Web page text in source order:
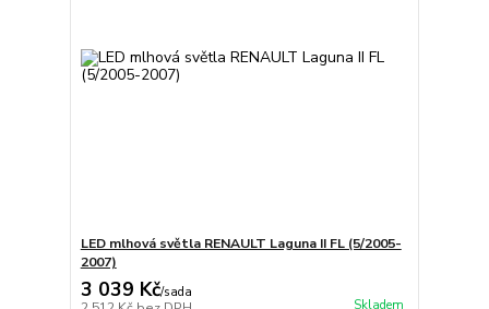
LED mlhová světla RENAULT Laguna II FL (5/2005-
2007)
3 039 Kč/sada
Skladem